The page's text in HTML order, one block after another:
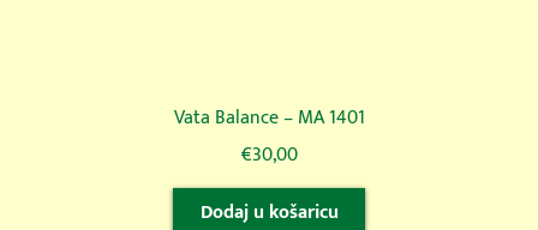
Vata Balance – MA 1401
€30,00
Dodaj u košaricu